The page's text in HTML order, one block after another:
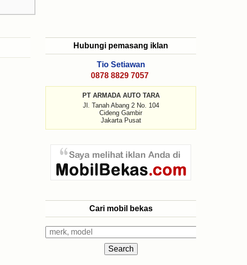
Hubungi pemasang iklan
Tio Setiawan
0878 8829 7057
PT ARMADA AUTO TARA
Jl. Tanah Abang 2 No. 104
Cideng Gambir
Jakarta Pusat
Cari mobil bekas